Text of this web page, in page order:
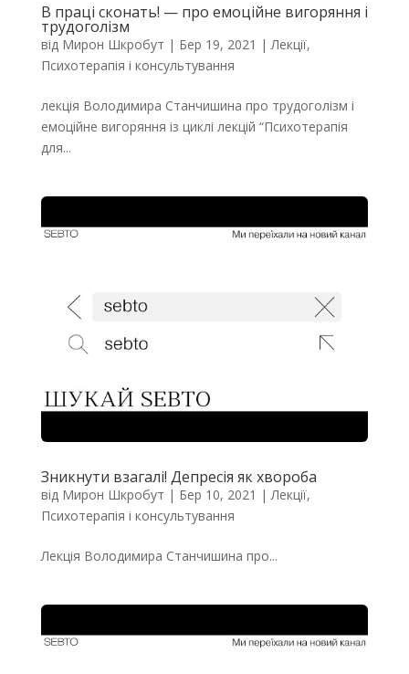
В праці сконать! — про емоційне вигоряння і
трудоголізм
від Мирон Шкробут | Бер 19, 2021 | Лекції,
Психотерапія і консультування
лекція Володимира Станчишина про трудоголізм і
емоційне вигоряння із циклі лекцій “Психотерапія
для...
Зникнути взагалі! Депресія як хвороба
від Мирон Шкробут | Бер 10, 2021 | Лекції,
Психотерапія і консультування
Лекція Володимира Станчишина про...